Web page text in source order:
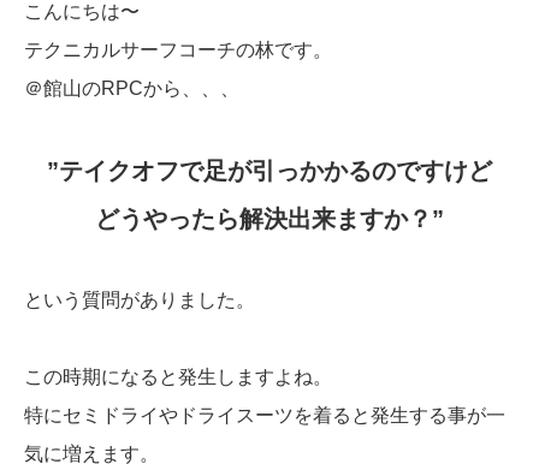
こんにちは〜
テクニカルサーフコーチの林です。
＠館山のRPCから、、、
”テイクオフで足が引っかかるのですけど
どうやったら解決出来ますか？”
という質問がありました。
この時期になると発生しますよね。
特にセミドライやドライスーツを着ると発生する事が一
気に増えます。